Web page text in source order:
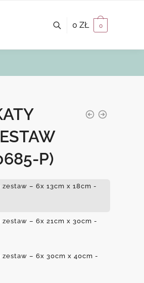
0 ZŁ 0
P)
– 6x 13cm x 18cm -
– 6x 21cm x 30cm -
– 6x 30cm x 40cm -